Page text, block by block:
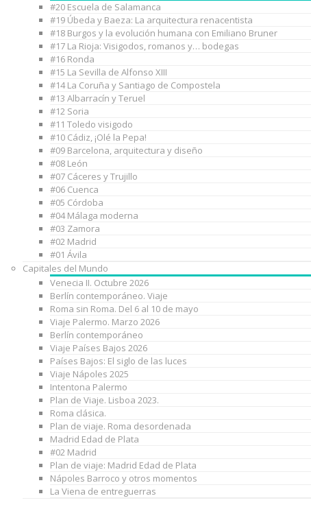
#20 Escuela de Salamanca
#19 Úbeda y Baeza: La arquitectura renacentista
#18 Burgos y la evolución humana con Emiliano Bruner
#17 La Rioja: Visigodos, romanos y… bodegas
#16 Ronda
#15 La Sevilla de Alfonso XIII
#14 La Coruña y Santiago de Compostela
#13 Albarracín y Teruel
#12 Soria
#11 Toledo visigodo
#10 Cádiz, ¡Olé la Pepa!
#09 Barcelona, arquitectura y diseño
#08 León
#07 Cáceres y Trujillo
#06 Cuenca
#05 Córdoba
#04 Málaga moderna
#03 Zamora
#02 Madrid
#01 Ávila
Capitales del Mundo
Venecia II. Octubre 2026
Berlín contemporáneo. Viaje
Roma sin Roma. Del 6 al 10 de mayo
Viaje Palermo. Marzo 2026
Berlín contemporáneo
Viaje Países Bajos 2026
Países Bajos: El siglo de las luces
Viaje Nápoles 2025
Intentona Palermo
Plan de Viaje. Lisboa 2023.
Roma clásica.
Plan de viaje. Roma desordenada
Madrid Edad de Plata
#02 Madrid
Plan de viaje: Madrid Edad de Plata
Nápoles Barroco y otros momentos
La Viena de entreguerras